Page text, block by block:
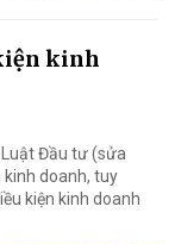
kinh
Đầu tư (sửa
doanh, tuy
kiện kinh doanh